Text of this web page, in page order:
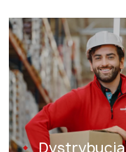
Dystrybucja